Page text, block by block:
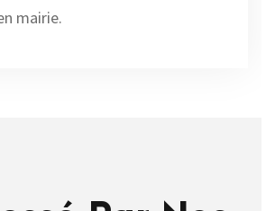
mairie.